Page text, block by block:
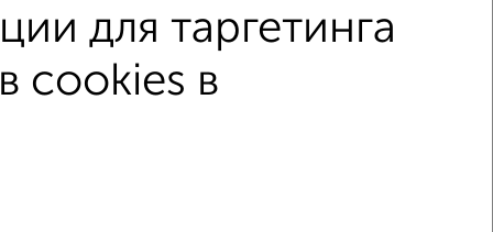
Хостел Цветы
для таргетинга
cookies в